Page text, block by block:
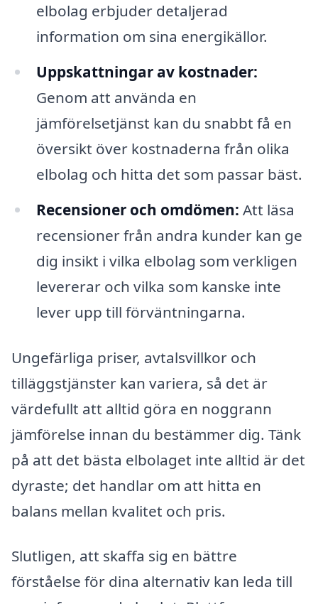
elbolag erbjuder detaljerad
information om sina energikällor.
Uppskattningar av kostnader:
Genom att använda en
jämförelsetjänst kan du snabbt få en
översikt över kostnaderna från olika
elbolag och hitta det som passar bäst.
Recensioner och omdömen: Att läsa
recensioner från andra kunder kan ge
dig insikt i vilka elbolag som verkligen
levererar och vilka som kanske inte
lever upp till förväntningarna.
Ungefärliga priser, avtalsvillkor och
tilläggstjänster kan variera, så det är
värdefullt att alltid göra en noggrann
jämförelse innan du bestämmer dig. Tänk
på att det bästa elbolaget inte alltid är det
dyraste; det handlar om att hitta en
balans mellan kvalitet och pris.
Slutligen, att skaffa sig en bättre
förståelse för dina alternativ kan leda till